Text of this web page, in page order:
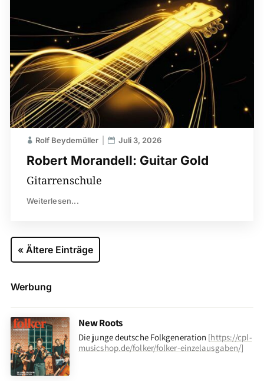
Robert Morandell: Guitar Gold
Rolf Beydemüller Juli 3, 2026
Gitarrenschule
Weiterlesen...
« Ältere Einträge
Werbung
New Roots
Die junge deutsche Folkgeneration [https://cpl-
musicshop.de/folker/folker-einzelausgaben/]